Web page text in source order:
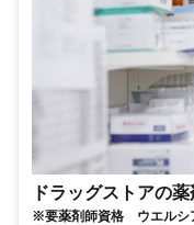
ドラッグストアの
※要薬剤師資格 ウエルシ